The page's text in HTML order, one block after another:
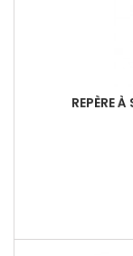
REPÈRE